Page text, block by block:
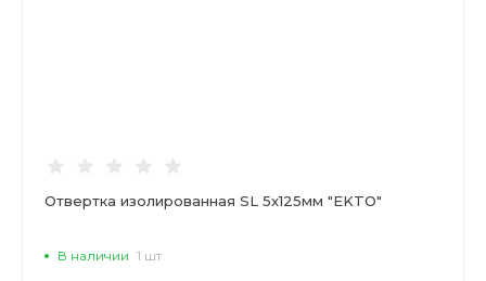
Отвертка изолированная SL 5х125мм "EKTO"
В наличии 1 шт